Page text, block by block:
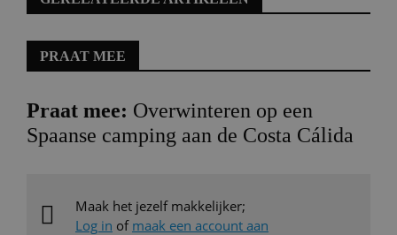
PRAAT MEE
Praat mee: Overwinteren op een
Spaanse camping aan de Costa Cálida
Maak het jezelf makkelijker;
Log in of maak een account aan